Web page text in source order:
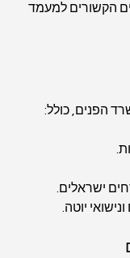
הקשורים למעמד
הפנים, כולל:
ישראלים.
יוטה.